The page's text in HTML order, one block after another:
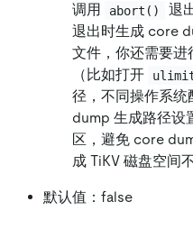
调用
abort()
退
退出时生成 core
文件，你还需要
（比如打开
径，不同操作系
dump 生成路径设
区，避免 core
成 TiKV 磁盘空间不
默认值：false